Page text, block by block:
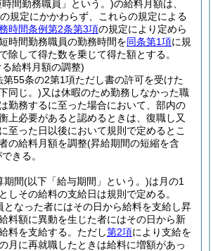
間勤務職員」という。)の給料月額は、
の規定にかかわらず、これらの規定による
時間条例第2条第3項の規定により定めら
時間勤務職員の勤務時間を同条第1項に規
除して得た数を乗じて得た額とする。
給料月額の調整)
第55条の2第1項ただし書の許可を受けた
同じ。)又は休暇のため勤務しなかった職
勤務するに至った場合において、部内の
上必要があると認めるときは、復職し又
至った日以後において規則で定めるとこ
の給料月額を調整(昇給期間の短縮を含
きる。
期間(以下「給与期間」という。)は月の1
しその給料の支給日は規則で定める。
となった者にはその日から給料を支給し昇
料額に異動を生じた者にはその日から新
料を支給する。 ただし第2項により支給を
月に再就職したときは給料に増額があっ